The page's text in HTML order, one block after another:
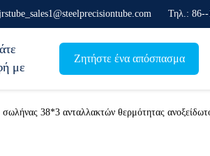
Τηλ.: 86--
με
Ζητήστε ένα απόσπασμα
38*3 ανταλλακτών θερμότητας